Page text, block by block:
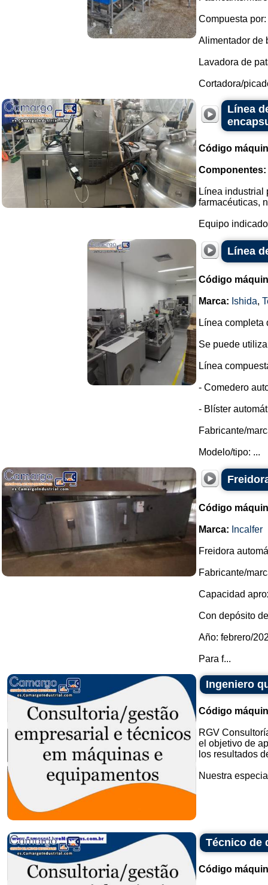
Compuesta por:
Alimentador de
Lavadora de
Cortadora/
Línea
Código
Componentes:
Línea industrial
farmacéuticas,
Equipo
Línea
Código
Marca: Ishida,
Línea completa
Se puede
Línea
- Comedero
- Blíster
Fabricante/
Modelo/tipo: ...
Código
Marca: Incalfer
Freidora
Fabricante/
Capacidad
Con depósito
Año: febrero/
Para f...
Ingeniero
Código
RGV
el objetivo de
los resultados
Nuestra
Técnico de
Código